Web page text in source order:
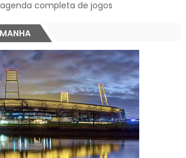
completa de jogos